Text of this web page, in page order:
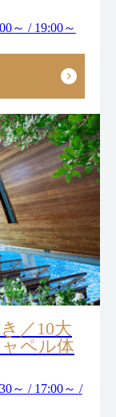
～ / 19:00～
／10大
ペル体
～ / 17:00～ /